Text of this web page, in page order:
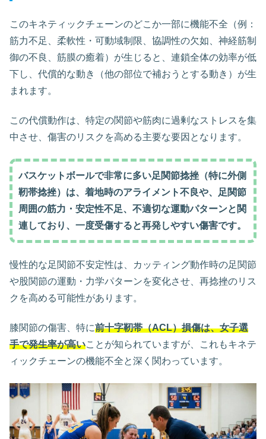
このキネティックチェーンのどこか一部に機能不全（例：
筋力不足、柔軟性・可動域制限、協調性の欠如、神経筋制
御の不良、筋膜の癒着）が生じると、連鎖全体の効率が低
下し、代償的な動き（他の部位で補おうとする動き）が生
まれます。
この代償動作は、特定の関節や筋肉に過剰なストレスを集
中させ、傷害のリスクを高める主要な要因となります。
バスケットボールで非常に多い足関節捻挫（特に外側
靭帯捻挫）は、着地時のアライメント不良や、足関節
周囲の筋力・安定性不足、不適切な運動パターンと関
連しており、一度受傷すると再発しやすい傷害です。
慢性的な足関節不安定性は、カッティング動作時の足関節
や股関節の運動・力学パターンを変化させ、再捻挫のリス
クを高める可能性があります。
膝関節の傷害、特に前十字靭帯（ACL）損傷は、女子選
手で発生率が高いことが知られていますが、これもキネテ
ィックチェーンの機能不全と深く関わっています。